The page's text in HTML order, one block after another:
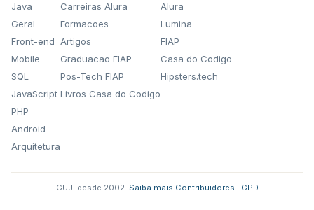
Java
Geral
Front-end
Mobile
SQL
JavaScript
PHP
Android
Arquitetura
Carreiras Alura
Formacoes
Artigos
Graduacao FIAP
Pos-Tech FIAP
Livros Casa do Codigo
Alura
Lumina
FIAP
Casa do Codigo
Hipsters.tech
GUJ: desde 2002. Saiba mais Contribuidores LGPD